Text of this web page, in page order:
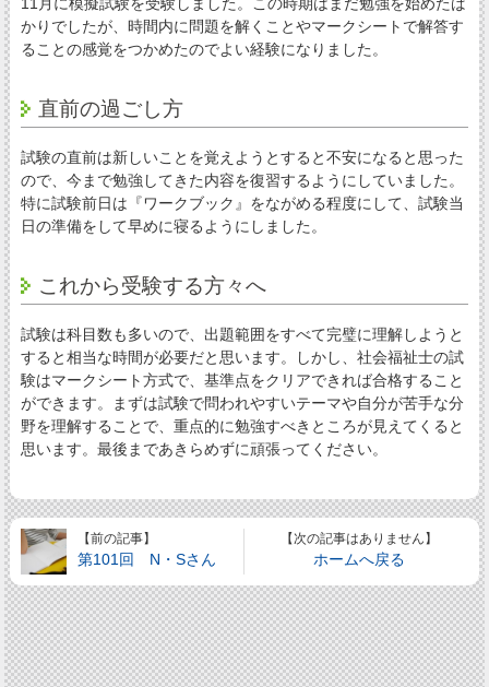
かりでしたが、時間内に問題を解くことやマークシートで解答す
ることの感覚をつかめたのでよい経験になりました。
直前の過ごし方
試験の直前は新しいことを覚えようとすると不安になると思った
ので、今まで勉強してきた内容を復習するようにしていました。
特に試験前日は『ワークブック』をながめる程度にして、試験当
日の準備をして早めに寝るようにしました。
これから受験する方々へ
試験は科目数も多いので、出題範囲をすべて完璧に理解しようと
すると相当な時間が必要だと思います。しかし、社会福祉士の試
験はマークシート方式で、基準点をクリアできれば合格すること
ができます。まずは試験で問われやすいテーマや自分が苦手な分
野を理解することで、重点的に勉強すべきところが見えてくると
思います。最後まであきらめずに頑張ってください。
【前の記事】
第101回 N・Sさん
【次の記事はありません】
ホームへ戻る